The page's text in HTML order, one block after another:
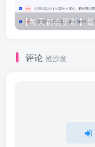
评论 抢沙发